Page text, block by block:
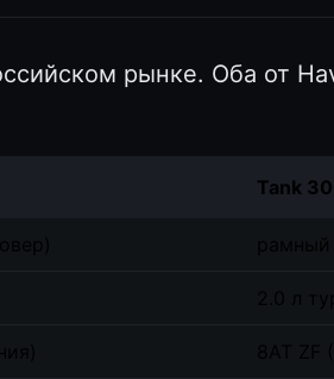
рынке. Оба от
Tank